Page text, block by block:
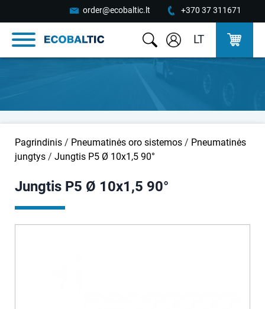
order@ecobaltic.lt +370 37 311671
LT
Pagrindinis / Pneumatinės oro sistemos / Pneumatinės
jungtys / Jungtis P5 Ø 10x1,5 90°
Jungtis P5 Ø 10x1,5 90°